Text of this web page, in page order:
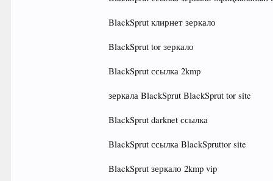
BlackSprut клирнет зеркало
BlackSprut tor зеркало
BlackSprut ссылка 2kmp
зеркала BlackSprut BlackSprut tor site
BlackSprut darknet ссылка
BlackSprut ссылка BlackSpruttor site
BlackSprut зеркало 2kmp vip